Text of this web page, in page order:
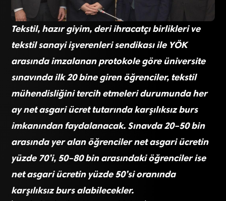
Tekstil, hazır giyim, deri ihracatçı birlikleri ve
tekstil sanayi işverenleri sendikası ile YÖK
arasında imzalanan protokole göre üniversite
sınavında ilk 20 bine giren öğrenciler, tekstil
mühendisliğini tercih etmeleri durumunda her
ay net asgari ücret tutarında karşılıksız burs
imkanından faydalanacak. Sınavda 20–50 bin
arasında yer alan öğrenciler net asgari ücretin
yüzde 70’i, 50–80 bin arasındaki öğrenciler ise
net asgari ücretin yüzde 50’si oranında
karşılıksız burs alabilecekler.